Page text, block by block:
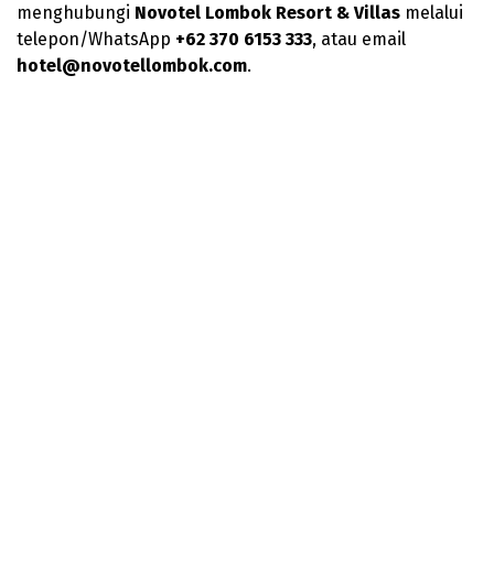
menghubungi Novotel Lombok Resort & Villas melalui
telepon/WhatsApp +62 370 6153 333, atau email
hotel@novotellombok.com.